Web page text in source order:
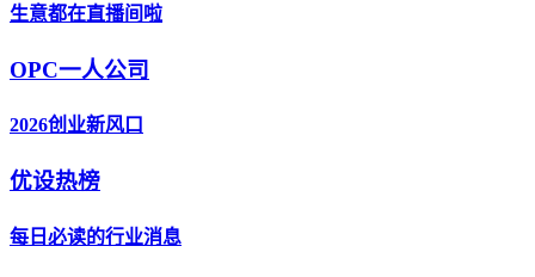
生意都在直播间啦
OPC一人公司
2026创业新风口
优设热榜
每日必读的行业消息